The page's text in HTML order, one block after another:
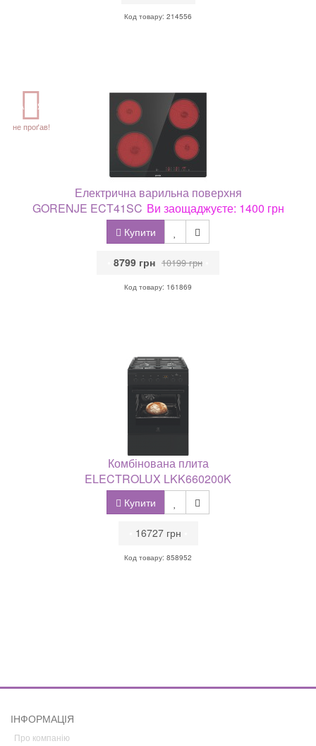
Код товару: 214556
АКЦІЯ
не проґав!
Електрична варильна поверхня
GORENJE ECT41SC Ви заощаджуєте: 1400 грн
Купити
8799 грн 10199 грн
Код товару: 161869
Комбінована плита
ELECTROLUX LKK660200K
Купити
16727 грн
Код товару: 858952
ІНФОРМАЦІЯ
Про компанію